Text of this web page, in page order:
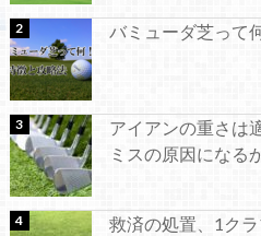
バミューダ芝って
アイアンの重さは
ミスの原因になる
救済の処置、1ク